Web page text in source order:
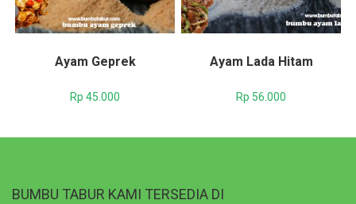
Ayam Geprek
Rp 45.000
Ayam Lada Hitam
Rp 56.000
BUMBU TABUR KAMI TERSEDIA DI